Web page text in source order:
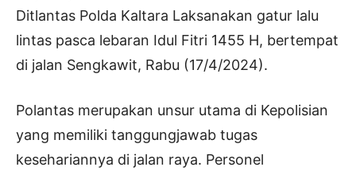
Ditlantas Polda Kaltara Laksanakan gatur lalu
lintas pasca lebaran Idul Fitri 1455 H, bertempat
di jalan Sengkawit, Rabu (17/4/2024).
Polantas merupakan unsur utama di Kepolisian
yang memiliki tanggungjawab tugas
kesehariannya di jalan raya. Personel